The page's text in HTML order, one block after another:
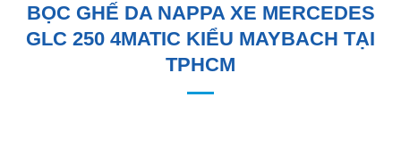
BỌC GHẾ DA NAPPA XE MERCEDES
GLC 250 4MATIC KIỂU MAYBACH TẠI
TPHCM